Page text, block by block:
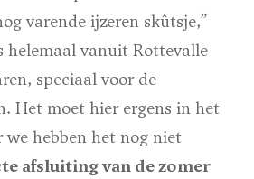
varende ijzeren skûtsje,”
helemaal vanuit Rottevalle
speciaal voor de
Het moet hier ergens in het
hebben het nog niet
afsluiting van de zomer